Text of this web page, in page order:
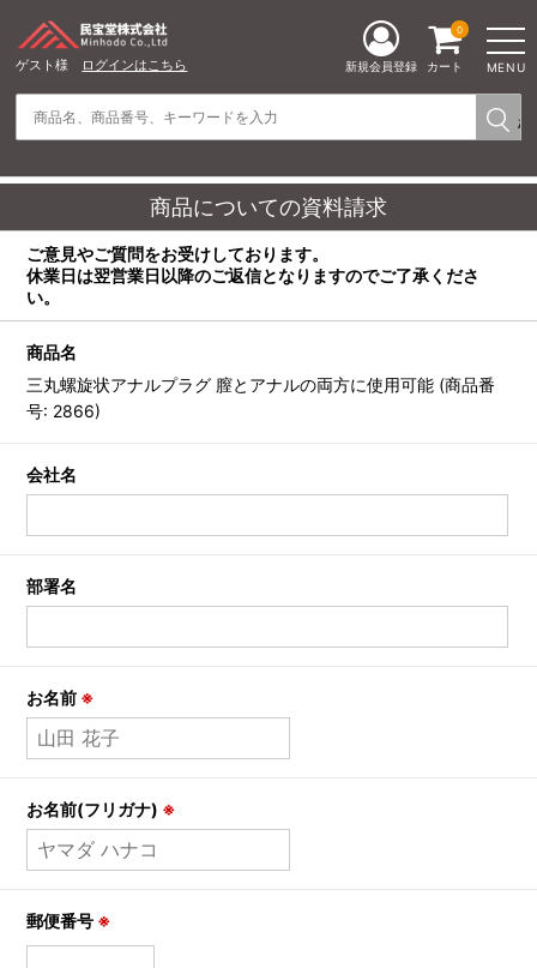
ゲスト様 ログインはこちら MENU
新規会員登録 カート
0
商品についての資料請求
ご意見やご質問をお受けしております。
休業日は翌営業日以降のご返信となりますのでご了承くださ
い。
商品名
三丸螺旋状アナルプラグ 膣とアナルの両方に使用可能 (商品番
号: 2866)
会社名
部署名
お名前 ※
お名前(フリガナ) ※
郵便番号 ※